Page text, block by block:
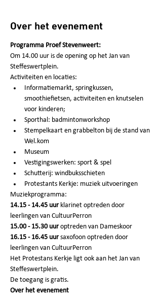
Over het evenement
Programma Proef Stevenweert:
Om 14.00 uur is de opening op het Jan van
Steffeswertplein.
Activiteiten en locaties:
Informatiemarkt, springkussen,
smoothiefietsen, activiteiten en knutselen
voor kinderen;
Sporthal: badmintonworkshop
Stempelkaart en grabbelton bij de stand van
Wel.kom
Museum
Vestigingswerken: sport & spel
Schutterij: windbuksschieten
Protestants Kerkje: muziek uitvoeringen
Muziekprogramma:
14.15 - 14.45 uur klarinet optreden door
leerlingen van CultuurPerron
15.00 - 15.30 uur optreden van Dameskoor
16.15 - 16.45 uur saxofoon optreden door
leerlingen van CultuurPerron
Het Protestans Kerkje ligt ook aan het Jan van
Steffeswertplein.
De toegang is gratis.
Over het evenement